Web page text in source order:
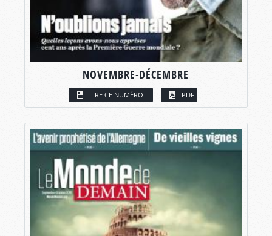
NOVEMBRE-DÉCEMBRE
LIRE CE NUMÉRO PDF